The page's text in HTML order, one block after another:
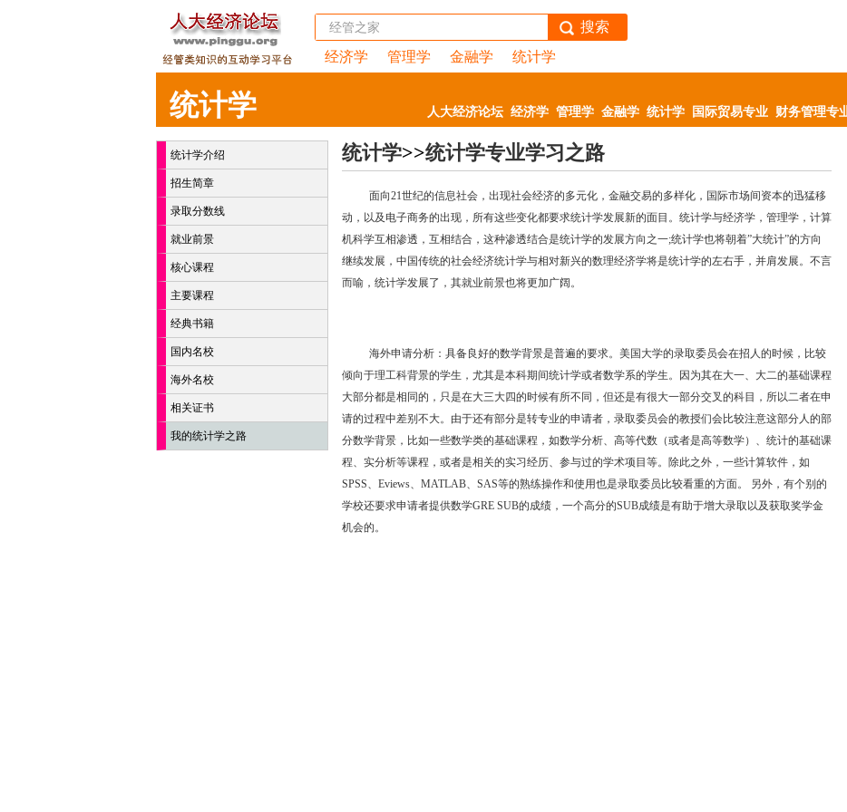
搜索
经济学
管理学 金融学 统计学
统计学 人大经济论坛 经济学 管理学 金融学 统计学 国际贸易专业 财务管理专
统计学介绍
招生简章
录取分数线
就业前景
核心课程
主要课程
经典书籍
国内名校
海外名校
相关证书
我的统计学之路
统计学>>统计学专业学习之路
面向21世纪的信息社会，出现社会经济的多元化，金融交易的多样化，国际市场间资本的迅猛移
动，以及电子商务的出现，所有这些变化都要求统计学发展新的面目。统计学与经济学，管理学，计算
机科学互相渗透，互相结合，这种渗透结合是统计学的发展方向之一;统计学也将朝着”大统计”的方向
继续发展，中国传统的社会经济统计学与相对新兴的数理经济学将是统计学的左右手，并肩发展。不言
而喻，统计学发展了，其就业前景也将更加广阔。
海外申请分析：具备良好的数学背景是普遍的要求。美国大学的录取委员会在招人的时候，比较
倾向于理工科背景的学生，尤其是本科期间统计学或者数学系的学生。因为其在大一、大二的基础课程
大部分都是相同的，只是在大三大四的时候有所不同，但还是有很大一部分交叉的科目，所以二者在申
请的过程中差别不大。由于还有部分是转专业的申请者，录取委员会的教授们会比较注意这部分人的部
分数学背景，比如一些数学类的基础课程，如数学分析、高等代数（或者是高等数学）、统计的基础课
程、实分析等课程，或者是相关的实习经历、参与过的学术项目等。除此之外，一些计算软件，如
SPSS、Eviews、MATLAB、SAS等的熟练操作和使用也是录取委员比较看重的方面。 另外，有个别的
学校还要求申请者提供数学GRE SUB的成绩，一个高分的SUB成绩是有助于增大录取以及获取奖学金
机会的。